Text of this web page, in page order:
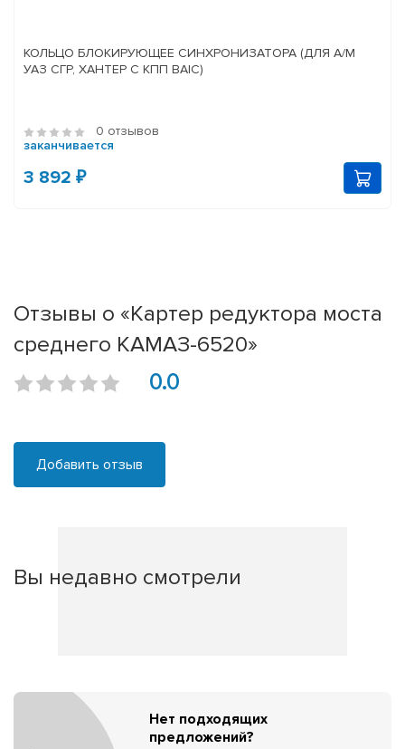
КОЛЬЦО БЛОКИРУЮЩЕЕ СИНХРОНИЗАТОРА (ДЛЯ А/М
УАЗ СГР, ХАНТЕР С КПП BAIC)
0 отзывов
заканчивается
3 892 ₽
Отзывы о «Картер редуктора моста
среднего КАМАЗ-6520»
0.0
Добавить отзыв
Вы недавно смотрели
Нет подходящих
предложений?